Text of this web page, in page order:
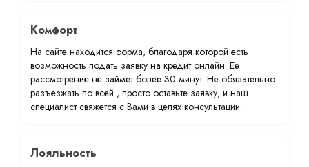
Комфорт
На сайте находится форма, благодаря которой есть
возможность подать заявку на кредит онлайн. Ее
рассмотрение не займет более 30 минут. Не обязательно
разъезжать по всей , просто оставьте заявку, и наш
специалист свяжется с Вами в целях консультации.
Лояльность